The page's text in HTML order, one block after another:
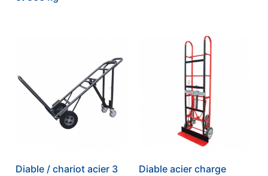
Diable / chariot acier 3
Diable acier charge